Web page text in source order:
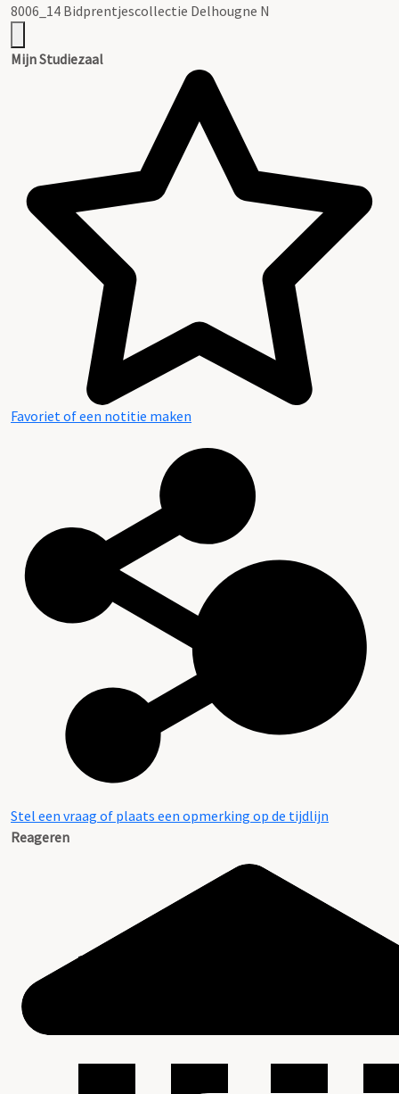
8006_14 Bidprentjescollectie Delhougne N
Mijn Studiezaal
Favoriet of een notitie maken
Stel een vraag of plaats een opmerking op de tijdlijn
Reageren